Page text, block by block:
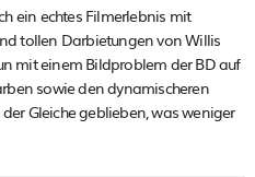
ein echtes Filmerlebnis mit
tollen Darbietungen von Willis
mit einem Bildproblem der BD auf
sowie den dynamischeren
Gleiche geblieben, was weniger